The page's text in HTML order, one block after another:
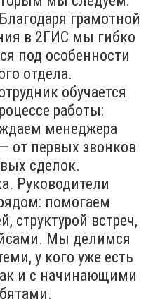
грамотной
в 2ГИС мы гибко
под особенности
отдела.
обучается
работы:
менеджера
от первых звонков
сделок.
Руководители
помогаем
структурой встреч,
Мы делимся
у кого уже есть
и с начинающими